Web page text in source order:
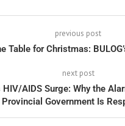
previous post
Table for Christmas:
next post
HIV/AIDS Surge: Why the
Provincial Government Is